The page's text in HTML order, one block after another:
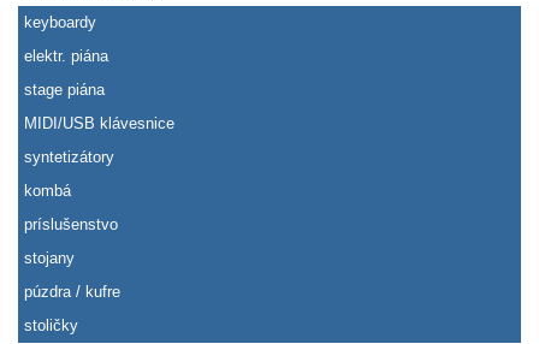
keyboardy
elektr. piána
stage piána
MIDI/USB klávesnice
syntetizátory
kombá
príslušenstvo
stojany
púzdra / kufre
stoličky